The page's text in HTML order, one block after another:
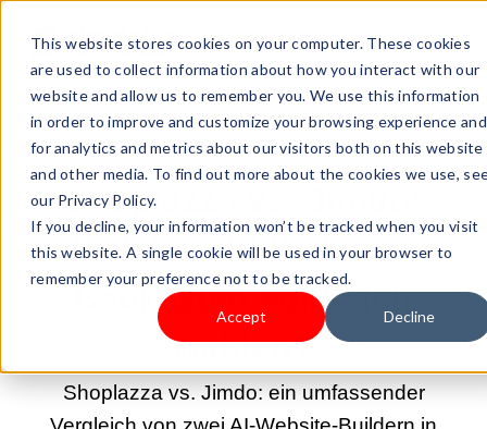
This website stores cookies on your computer. These cookies
are used to collect information about how you interact with our
website and allow us to remember you. We use this information
in order to improve and customize your browsing experience and
for analytics and metrics about our visitors both on this website
and other media. To find out more about the cookies we use,
our Privacy Policy.
If you decline, your information won’t be tracked when you visit
this website. A single cookie will be used in your browser to
remember your preference not to be tracked.
Accept Decline
24.04.2026 09:00:04 |UNTERNEHMEN GRÜNDEN
Shoplazza vs. Jimdo:
Welchen KI-Website-
Baukasten sollte ich
wählen?
Shoplazza vs. Jimdo: ein umfassender